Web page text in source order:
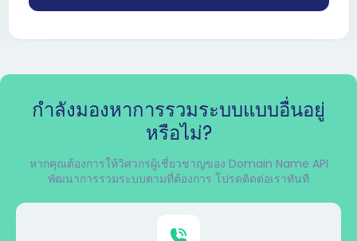
กำลังมองหาการรวมระบบแบบอื่นอยู่
หรือไม่?
หากคุณต้องการให้วิศวกรผู้เชี่ยวชาญของ Domain Name API
พัฒนาการรวมระบบตามที่ต้องการ โปรดติดต่อเราทันที